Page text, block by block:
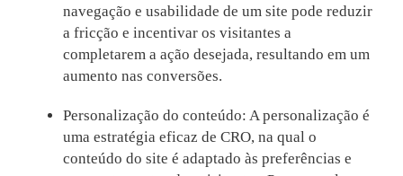
navegação e usabilidade de um site pode reduzir
a fricção e incentivar os visitantes a
completarem a ação desejada, resultando em um
aumento nas conversões.
Personalização do conteúdo: A personalização é
uma estratégia eficaz de CRO, na qual o
conteúdo do site é adaptado às preferências e